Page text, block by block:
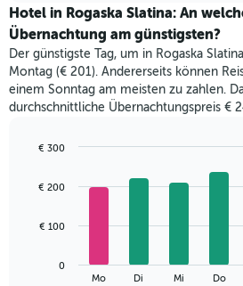
den
durchschnittlichen
Zimmerpreis
im
jeweiligen
Monat
an.
Diagramm
X-
die
Monate
Hotel in Rogaska Slatina: An
Übernachtung am günstigsten?
Der günstigste Tag, um in Rogaska
Montag (€ 201). Andererseits können
einem Sonntag am meisten zu zahlen.
durchschnittliche Übernachtungspreis €
with
bars.
folgende
Mo Di Mi Do
0
€ 100
€ 200
€ 300